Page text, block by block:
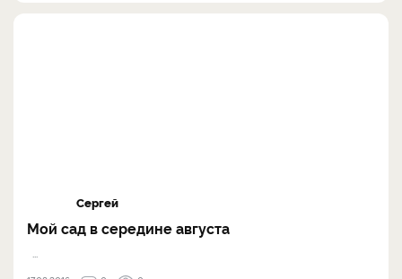
Сергей
Мой сад в середине августа